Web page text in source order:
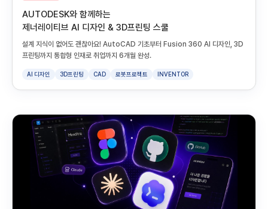
AUTODESK와 함께하는
제너레이티브 AI 디자인 & 3D프린팅 스쿨
설계 지식이 없어도 괜찮아요! AutoCAD 기초부터 Fusion 360 AI 디자인, 3D
프린팅까지 통합형 인재로 취업까지 6개월 완성.
AI 디자인 3D프린팅 CAD 로봇프로젝트 INVENTOR